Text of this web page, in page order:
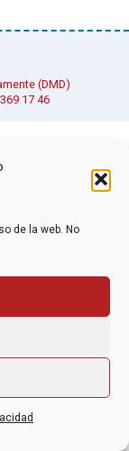
de la web. No
(DMD)
17 46